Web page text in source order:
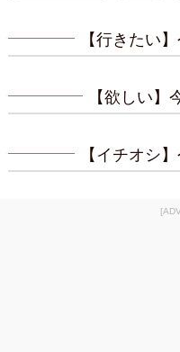
【行きたい
【欲しい】
【イチオシ